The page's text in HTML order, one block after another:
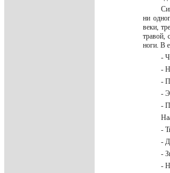
ни
веки,
травой,
ноги. В
-
-
-
-
-
-
-
-
-